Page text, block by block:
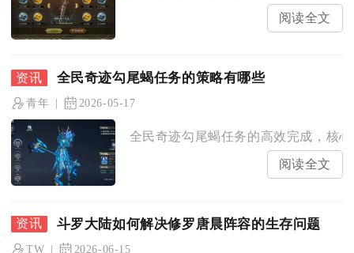
阅读全文
全民奇迹勾尾蝎任务的策略有哪些
青年 2026-05-17
全民奇迹勾尾蝎任务的高效完成，核
阅读全文
斗罗大陆如何解决修罗唐晨阵容的生存问题
TW 2026-06-15